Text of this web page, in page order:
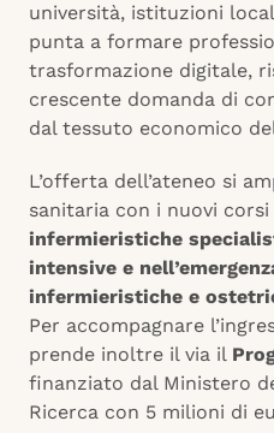
università, istituzioni
punta a formare
trasformazione digitale,
crescente domanda di
dal tessuto economico
L’offerta dell’ateneo si
sanitaria con i nuovi corsi
infermieristiche
intensive e
infermieristiche e
Per accompagnare
prende inoltre il via il
finanziato dal Ministero
Ricerca con 5 milioni di